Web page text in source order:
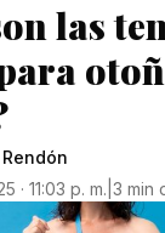
las
· 11:03 p. m. 3 min